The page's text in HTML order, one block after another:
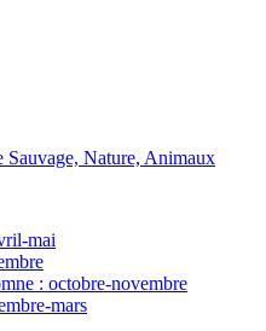
Sauvage, Nature, Animaux
mai
: octobre-novembre
mars